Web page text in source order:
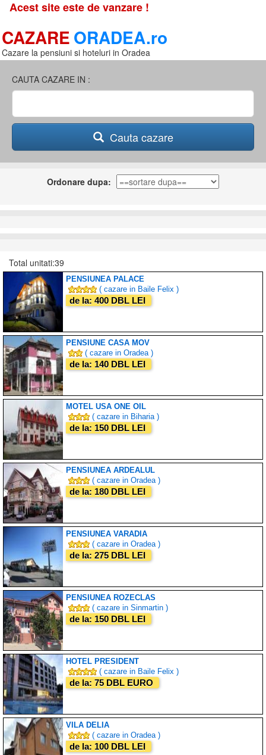
Acest site este de vanzare !
CAZAREORADEA.ro
Cazare la pensiuni si hoteluri in Oradea
CAUTA CAZARE IN :
Cauta cazare
Ordonare dupa:
Total unitati:39
PENSIUNEA PALACE
( cazare in Baile Felix )
de la: 400 DBL LEI
PENSIUNE CASA MOV
( cazare in Oradea )
de la: 140 DBL LEI
MOTEL USA ONE OIL
( cazare in Biharia )
de la: 150 DBL LEI
PENSIUNEA ARDEALUL
( cazare in Oradea )
de la: 180 DBL LEI
PENSIUNEA VARADIA
( cazare in Oradea )
de la: 275 DBL LEI
PENSIUNEA ROZECLAS
( cazare in Sinmartin )
de la: 150 DBL LEI
HOTEL PRESIDENT
( cazare in Baile Felix )
de la: 75 DBL EURO
VILA DELIA
( cazare in Oradea )
de la: 100 DBL LEI